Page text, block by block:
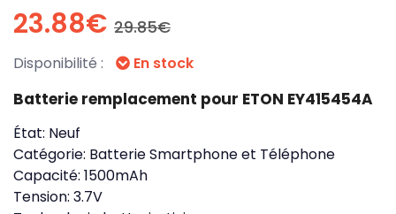
23.88€ 29.85€
Disponibilité : En stock
Batterie remplacement pour ETON EY415454A
État: Neuf
Catégorie: Batterie Smartphone et Téléphone
Capacité: 1500mAh
Tension: 3.7V